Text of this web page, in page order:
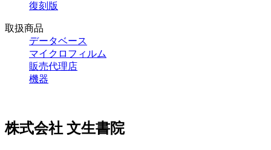
復刻版
取扱商品
データベース
マイクロフィルム
販売代理店
機器
株式会社 文生書院